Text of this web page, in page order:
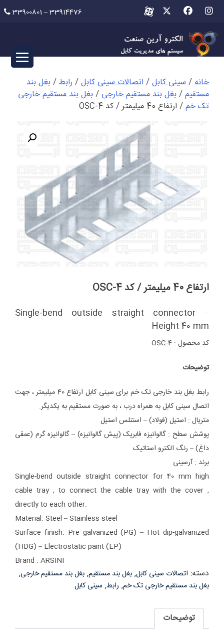
Skip
content
33900801 – 33914476
خانه/سینی کابل/اتصالات سینی کابل/ رابط/بغل بند
مستقیم/بغل بند مستقیم خارجی /بغل بند مستقیم خارجی
تک خم/ ارتفاع 40 میلیمتر / کد OSC-4
ارتفاع 40 میلیمتر / کد OSC-4
Single-bend outside straight connector –
Height 40 mm
کد محصول : OSC-4
توضیحات
رابط بغل بند خارجی تک خم برای سینی کابل ارتفاع 40 میلیمتر ، جهت
اتصال سینی کابل به همراه درب ، به صورت مستقیم به یکدیگر.
متریال : استیل (فولاد) – استنلس استیل
پوشش سطح : گالوانیزه فابریک (پیش گالوانیزه) – گالوانیزه گرم (عمقی
داغ) – رنگ الکترو استاتیک
برند : آرسینی
Single-bend outside straight connector for 40 mm high
cable tray , to connect the cable tray with the cover ,
directly to each other.
Material: Steel – Stainless steel
Surface finish: Pre galvanized (PG) – Hot dip-galvanized
(HDG) – Electrostatic paint (EP)
Brand : ARSINI
دسته: اتصالات سینی کابل, بغل بند مستقیم, بغل بند مستقیم خارجی,
بغل بند مستقیم خارجی تک خم, رابط, سینی کابل
توضیحات